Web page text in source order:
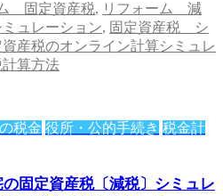
固定資産税, リフォーム 減
ュレーション, 固定資産税 シ
資産税のオンライン計算シミュレ
算方法
税金 役所・公的手続き 税金計
の固定資産税〔減税〕シミュレ